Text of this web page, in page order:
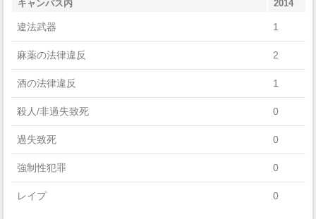
Services
キャンパス内 2014
違法武器 1
麻薬の法律違反 2
酒の法律違反 1
殺人/非過失致死 0
過失致死 0
強制性犯罪 0
レイプ 0